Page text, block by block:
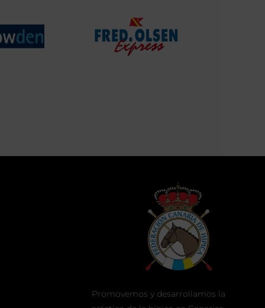
Promovemos y desarrollamos la